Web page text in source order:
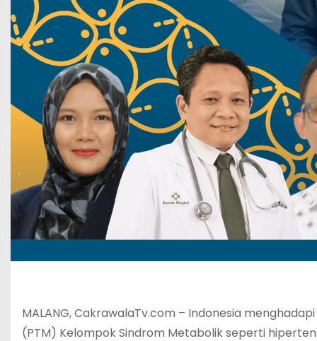
MALANG, CakrawalaTv.com – Indonesia
(PTM) Kelompok Sindrom Metabolik seperti